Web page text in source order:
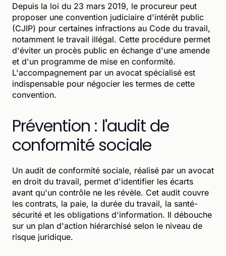
Depuis la loi du 23 mars 2019, le procureur peut
proposer une convention judiciaire d'intérêt public
(CJIP) pour certaines infractions au Code du travail,
notamment le travail illégal. Cette procédure permet
d'éviter un procès public en échange d'une amende
et d'un programme de mise en conformité.
L'accompagnement par un avocat spécialisé est
indispensable pour négocier les termes de cette
convention.
Prévention : l'audit de
conformité sociale
Un audit de conformité sociale, réalisé par un avocat
en droit du travail, permet d'identifier les écarts
avant qu'un contrôle ne les révèle. Cet audit couvre
les contrats, la paie, la durée du travail, la santé-
sécurité et les obligations d'information. Il débouche
sur un plan d'action hiérarchisé selon le niveau de
risque juridique.